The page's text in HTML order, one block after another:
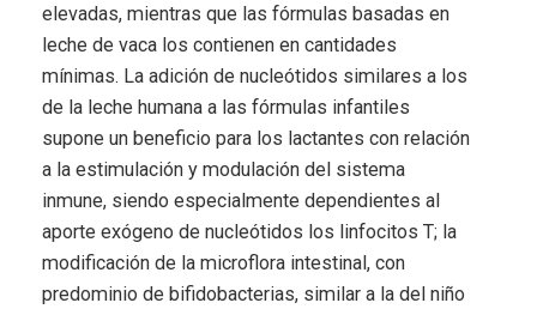
elevadas, mientras que las fórmulas basadas en
leche de vaca los contienen en cantidades
mínimas. La adición de nucleótidos similares a los
de la leche humana a las fórmulas infantiles
supone un beneficio para los lactantes con relación
a la estimulación y modulación del sistema
inmune, siendo especialmente dependientes al
aporte exógeno de nucleótidos los linfocitos T; la
modificación de la microflora intestinal, con
predominio de bifidobacterias, similar a la del niño